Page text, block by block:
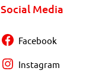
Social Media
Facebook
Instagram